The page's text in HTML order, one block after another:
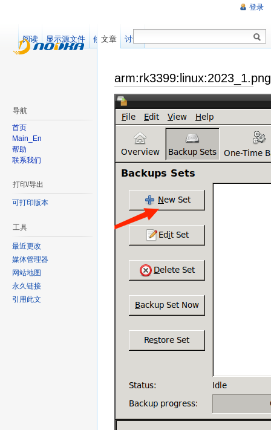
arm:rk3399:linux:2023_1.png
登录
文章 讨论
阅读 显示源文件 修订记录
导航
首页
Main_En
帮助
联系我们
打印/导出
可打印版本
工具
最近更改
媒体管理器
网站地图
永久链接
引用此文